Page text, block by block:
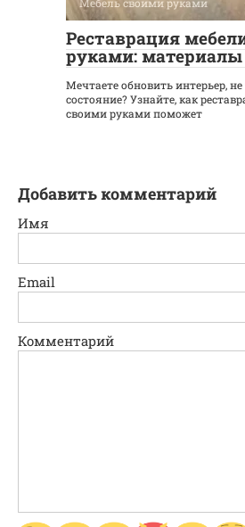
Реставрация
руками:
Мечтаете обновить интерьер,
состояние? Узнайте, как
своими руками поможет
Добавить комментарий
Имя
Email
Комментарий